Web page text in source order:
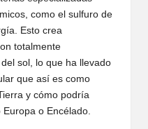
como el sulfuro de
Esto crea
totalmente
sol, lo que ha llevado
que así es como
y cómo podría
o Encélado.